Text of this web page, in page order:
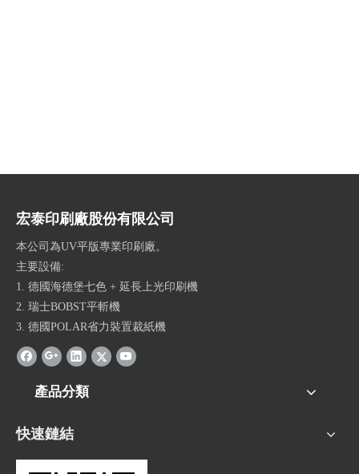
宏泰印刷廠股份有限公司
本公司為UV平版專業印刷廠。
主要設備:
1. 德國海德堡七色 + 延長上光印刷機
2. 瑞士BOBST平斬機
3. 德國POLAR省力裝置裁紙機
產品分類
快速鏈結